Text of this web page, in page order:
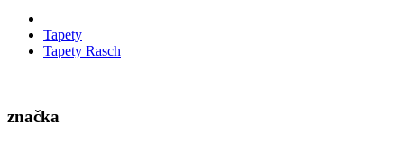
Tapety
Tapety Rasch
značka